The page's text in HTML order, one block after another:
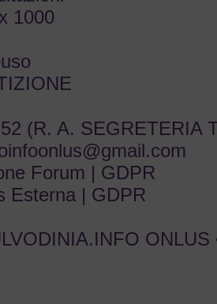
1000
(R. A. SEGRETERIA
Forum | GDPR
Esterna | GDPR
ONLUS